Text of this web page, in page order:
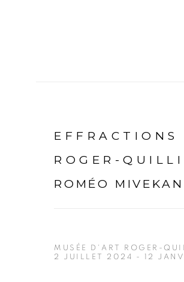
EFFRACTIONS
ROGER-
ROMÉO
MUSÉE D'ART ROGER-
2 JUILLET 2024 - 12